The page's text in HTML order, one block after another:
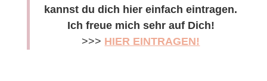
kannst du dich hier einfach eintragen.
Ich freue mich sehr auf Dich!
>>> HIER EINTRAGEN!